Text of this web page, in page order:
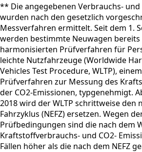
** Die angegebenen Verbrauchs-
wurden nach den gesetzlich
Messverfahren ermittelt. Seit dem 1.
werden bestimmte Neuwagen
harmonisierten Prüfverfahren für
leichte Nutzfahrzeuge (Worldwide
Vehicles Test Procedure, WLTP),
Prüfverfahren zur Messung des
der CO2-Emissionen, typgenehmigt.
2018 wird der WLTP schrittweise den
Fahrzyklus (NEFZ) ersetzen. Wegen
Prüfbedingungen sind die nach dem
Kraftstoffverbrauchs- und CO2-
Fällen höher als die nach dem NEFZ